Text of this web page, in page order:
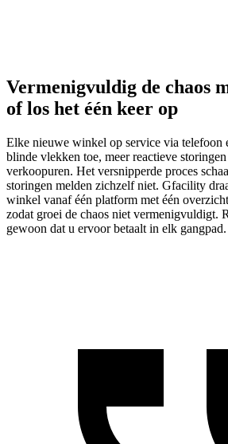
Vermenigvuldig de chaos
of los het één keer op
Elke nieuwe winkel op service via telefoon
blinde vlekken toe, meer reactieve
verkoopuren. Het versnipperde proces
storingen melden zichzelf niet. Gfacility
winkel vanaf één platform met één
zodat groei de chaos niet vermenigvuldigt.
gewoon dat u ervoor betaalt in elk gangpad.